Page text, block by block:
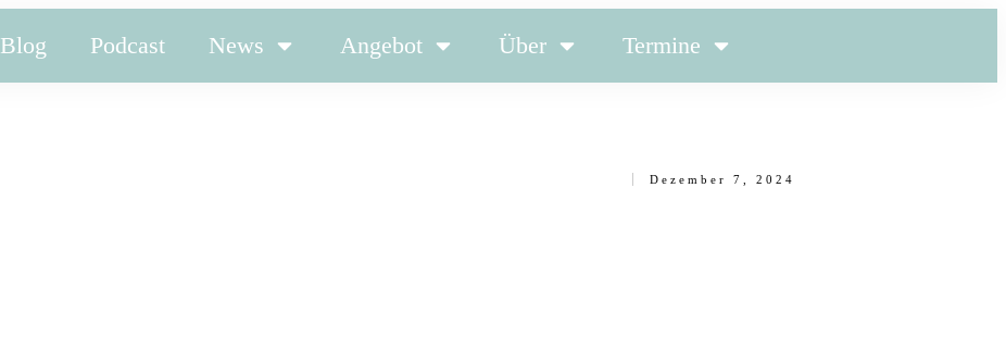
Blog Podcast News Angebot Über Termine
Dezember 7, 2024